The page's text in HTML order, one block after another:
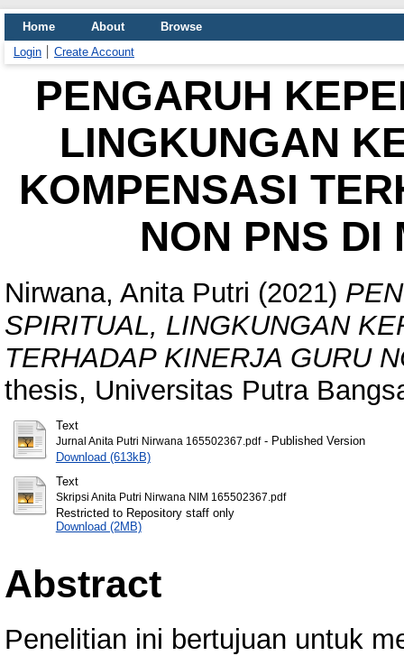
Home About
Browse
Login
Create Account
PENGARUH
LINGKUNGAN
KOMPENSASI
NON PNS DI
Nirwana, Anita Putri (2021)
SPIRITUAL, LINGKUNGAN
TERHADAP KINERJA GURU
thesis, Universitas Putra
Text
Jurnal Anita Putri Nirwana 165502367.pdf- Published Version
Download (613kB)
Text
Skripsi Anita Putri Nirwana NIM 165502367.pdf
Restricted to Repository staff only
Download (2MB)
Abstract
Penelitian ini bertujuan untuk